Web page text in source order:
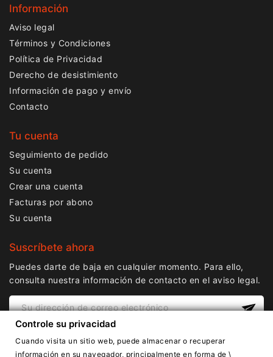
Información
Aviso legal
Términos y Condiciones
Política de Privacidad
Derecho de desistimiento
Información de pago y envío
Contacto
Tu cuenta
Seguimiento de pedido
Su cuenta
Crear una cuenta
Facturas por abono
Su cuenta
Suscríbete ahora
Puedes darte de baja en cualquier momento. Para ello,
consulta nuestra información de contacto en el aviso legal.
Controle su privacidad
Cuando visita un sitio web, puede almacenar o recuperar
información en su navegador, principalmente en forma de \